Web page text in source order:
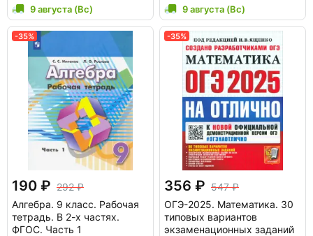
9 августа (Вс) 9 августа (Вс)
-35%
190
292
Алгебра. 9 класс. Рабочая
тетрадь. В 2-х частях.
ФГОС. Часть 1
-35%
356
547
ОГЭ-2025. Математика. 30
типовых вариантов
экзаменационных заданий